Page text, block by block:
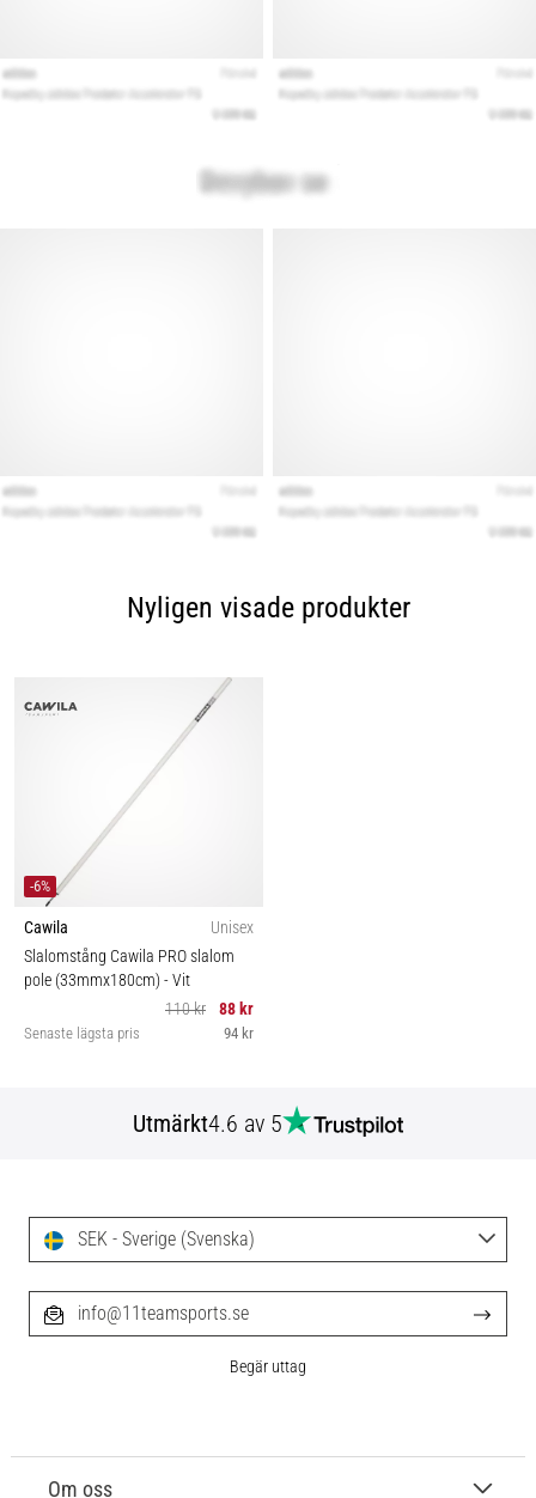
Nyligen visade produkter
-6%
Cawila
Unisex
Slalomstång Cawila PRO slalom
pole (33mmx180cm)- Vit
110 kr
88 kr
Senaste lägsta pris 94 kr
Utmärkt4.6 av 5
Om oss
SEK - Sverige (Svenska)
info@11teamsports.se
Begär uttag